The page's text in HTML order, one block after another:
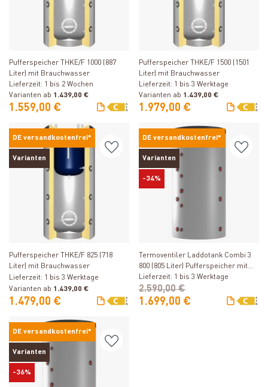
Produkt ansehen
Pufferspeicher THKE/F 1000 (887
Liter) mit Brauchwasser
Lieferzeit: 1 bis 2 Wochen
Varianten ab 1.439,00 €
1.559,00 €
Produkt ansehen
Pufferspeicher THKE/F 1500 (1501
Liter) mit Brauchwasser
Lieferzeit: 1 bis 3 Werktage
Varianten ab 1.439,00 €
1.979,00 €
DE versandkostenfrei*
Varianten
Produkt ansehen
Pufferspeicher THKE/F 825 (718
Liter) mit Brauchwasser
Lieferzeit: 1 bis 3 Werktage
Varianten ab 1.439,00 €
1.479,00 €
DE versandkostenfrei*
Varianten
-34%
Produkt ansehen
Termoventiler Laddotank Combi 3
800 (805 Liter) Pufferspeicher mit
Brauchwasser und 2
Solarwärmetauschern
Lieferzeit: 1 bis 3 Werktage
1.699,00 €
2.590,00 €
DE versandkostenfrei*
Varianten
-36%